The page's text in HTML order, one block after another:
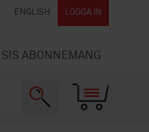
ENGLISH LOGGA IN
SIS ABONNEMANG